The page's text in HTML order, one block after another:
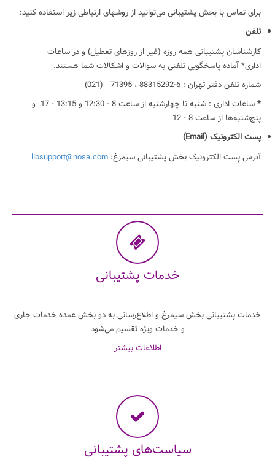
برای تماس با بخش پشتیبانی می‌توانید از روشهای ارتباطی زیر استفاده کنید:
تلفن
کارشناسان پشتیبانی همه روزه (غیر از روزهای تعطیل) و در ساعات
اداری* آماده پاسخگویی تلفنی به سوالات و اشکالات شما هستند.
شماره تلفن دفتر تهران : 6-88315292 ، 71395 (021)
*
ساعات اداری : شنبه تا چهارشنبه از ساعت 8 - 12:30 و 13:15 - 17 و
پنج‌شنبه‌ها از ساعت 8 - 12
پست الکترونیک (Email)
آدرس پست الکترونیک بخش پشتیبانی سیمرغ: libsupport@nosa.com
خدمات پشتیبانی
خدمات پشتیبانی بخش سیمرغ و اطلاع‌رسانی به دو بخش عمده خدمات جاری
و خدمات ویژه تقسیم می‌شود
اطلاعات بیشتر
سیاست‌های پشتیبانی